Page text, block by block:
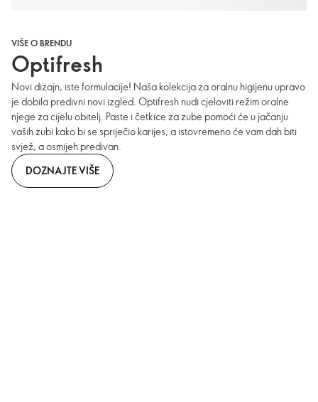
VIŠE O BRENDU
Optifresh
Novi dizajn, iste formulacije! Naša kolekcija za oralnu higijenu upravo
je dobila predivni novi izgled. Optifresh nudi cjeloviti režim oralne
njege za cijelu obitelj. Paste i četkice za zube pomoći će u jačanju
vaših zubi kako bi se spriječio karijes, a istovremeno će vam dah biti
svjež, a osmijeh predivan.
DOZNAJTE VIŠE